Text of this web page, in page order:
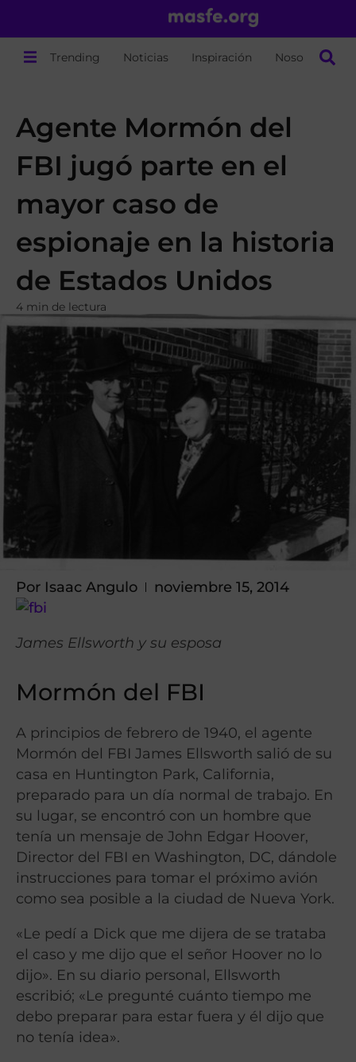
Trending Noticias Inspiración Nosotros
Agente Mormón del
FBI jugó parte en el
mayor caso de
espionaje en la historia
de Estados Unidos
4 min de lectura
Por Isaac Angulo noviembre 15, 2014
James Ellsworth y su esposa
Mormón del FBI
A principios de febrero de 1940, el agente
Mormón del FBI James Ellsworth salió de su
casa en Huntington Park, California,
preparado para un día normal de trabajo. En
su lugar, se encontró con un hombre que
tenía un mensaje de John Edgar Hoover,
Director del FBI en Washington, DC, dándole
instrucciones para tomar el próximo avión
como sea posible a la ciudad de Nueva York.
«Le pedí a Dick que me dijera de se trataba
el caso y me dijo que el señor Hoover no lo
dijo». En su diario personal, Ellsworth
escribió; «Le pregunté cuánto tiempo me
debo preparar para estar fuera y él dijo que
no tenía idea».